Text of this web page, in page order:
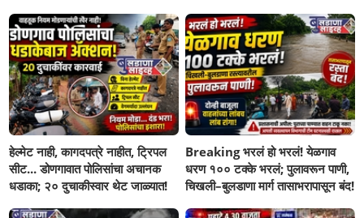
हेल्मेट नाही, कागदपत्रे नाहीत, ट्रिपल
सीट... डोणगावात पोलिसांचा अचानक
धडाका; २० दुचाकीस्वार थेट जाळ्यात!
Breaking भरलं हो भरलं! येळगाव
धरण १०० टक्के भरलं; पुलावरून पाणी,
चिखली–बुलडाणा मार्ग तासाभरापासून बंद!